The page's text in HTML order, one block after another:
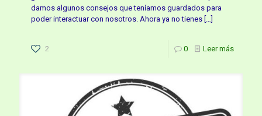
damos algunos consejos que teníamos guardados para
poder interactuar con nosotros. Ahora ya no tienes […]
2 0 Leer más